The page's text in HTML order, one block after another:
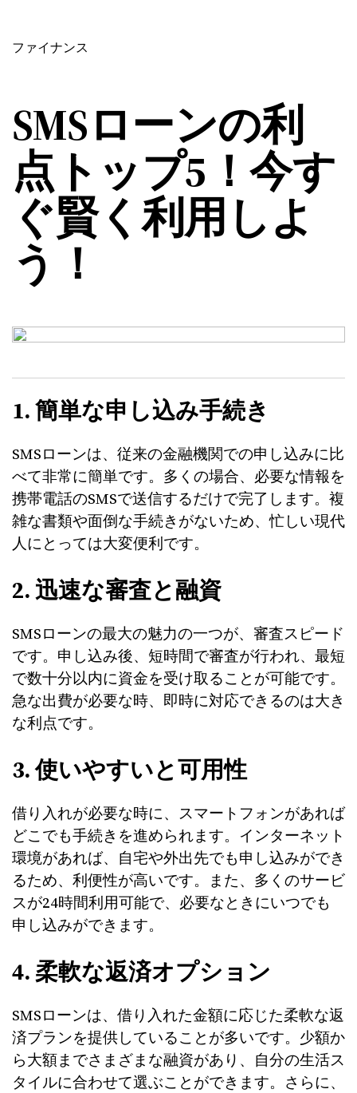
SMSローンの利
点トップ5！今す
ぐ賢く利用しよ
う！
ファイナンス
1. 簡単な申し込み手続き
SMSローンは、従来の金融機関での申し込みに比
べて非常に簡単です。多くの場合、必要な情報を
携帯電話のSMSで送信するだけで完了します。複
雑な書類や面倒な手続きがないため、忙しい現代
人にとっては大変便利です。
2. 迅速な審査と融資
SMSローンの最大の魅力の一つが、審査スピード
です。申し込み後、短時間で審査が行われ、最短
で数十分以内に資金を受け取ることが可能です。
急な出費が必要な時、即時に対応できるのは大き
な利点です。
3. 使いやすいと可用性
借り入れが必要な時に、スマートフォンがあれば
どこでも手続きを進められます。インターネット
環境があれば、自宅や外出先でも申し込みができ
るため、利便性が高いです。また、多くのサービ
スが24時間利用可能で、必要なときにいつでも
申し込みができます。
4. 柔軟な返済オプション
SMSローンは、借り入れた金額に応じた柔軟な返
済プランを提供していることが多いです。少額か
ら大額までさまざまな融資があり、自分の生活ス
タイルに合わせて選ぶことができます。さらに、